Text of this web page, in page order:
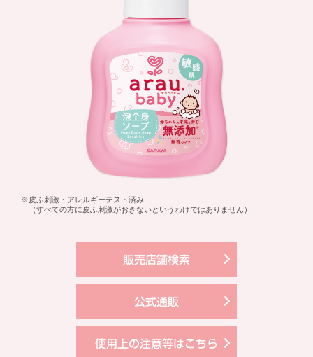
※皮ふ刺激・アレルギーテスト済み
（すべての方に皮ふ刺激がおきないというわけではありません）
販売店舗検索
公式通販
使用上の注意等はこちら